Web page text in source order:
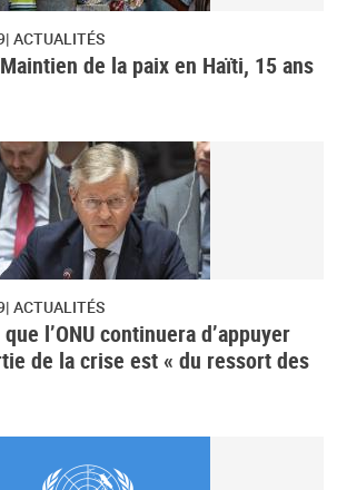
ACTUALITÉS
de la paix en Haïti, 15 ans
ACTUALITÉS
l’ONU continuera d’appuyer
de la crise est « du ressort des